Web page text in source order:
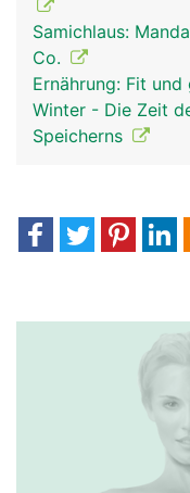
Abwehrzellen
"Abwehrpolizei"
(Abwehrzellen)
Lymphsystem. Der
anderem dafür,
schnellstmöglich
anschwellen.
Samichlaus:
Co.
Ernährung: Fit
Winter - Die Zeit
Speicherns